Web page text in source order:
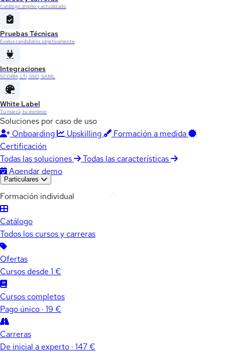
Catálogo amplio y actualizado
Pruebas Técnicas
Evalúa candidatos objetivamente
Integraciones
SCORM, LTI, SSO, SAML
White Label
Tu marca, tu dominio
Soluciones por caso de uso
Onboarding
Upskilling
Formación a medida
Certificación
Todas las soluciones
Todas las características
Agendar demo
Particulares
Formación individual
Catálogo
Todos los cursos y carreras
Ofertas
Cursos desde 1 €
Cursos completos
Pago único · 19 €
Carreras
De inicial a experto · 147 €